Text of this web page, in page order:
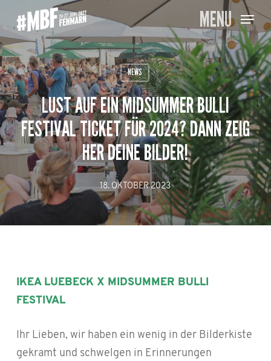
to
main
content
MENU
NEWS
LUST AUF EIN MIDSUMMER BULLI
FESTIVAL TICKET FÜR 2024? DANN ZEIG
HER DEINE BILDER!
18. OKTOBER 2023
IKEA LUEBECK X MIDSUMMER BULLI
FESTIVAL
Ihr Lieben, wir haben ein wenig in der Bilderkiste
gekramt und schwelgen in Erinnerungen